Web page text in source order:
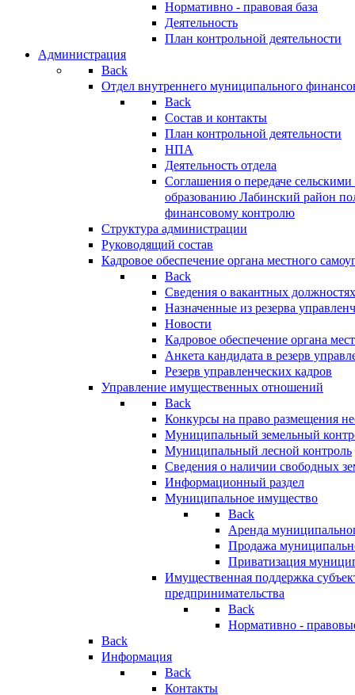
Нормативно - правовая база
Деятельность
План контрольной деятельности
Администрация
Back
Отдел внутреннего муниципального
Back
Состав и контакты
План контрольной деятельности
НПА
Деятельность отдела
Соглашения о передаче
образованию Лабинский район
финансовому контролю
Структура администрации
Руководящий состав
Кадровое обеспечение органа местного
Back
Сведения о вакантных
Назначенные из резерва
Новости
Кадровое обеспечение органа
Анкета кандидата в резерв
Резерв управленческих кадров
Управление имущественных отношений
Back
Конкурсы на право размещения
Муниципальный земельный
Муниципальный лесной контроль
Сведения о наличии свободных
Информационный раздел
Муниципальное имущество
Back
Аренда
Продажа
Приватизация
Имущественная поддержка
предпринимательства
Back
Нормативно -
Back
Информация
Back
Контакты